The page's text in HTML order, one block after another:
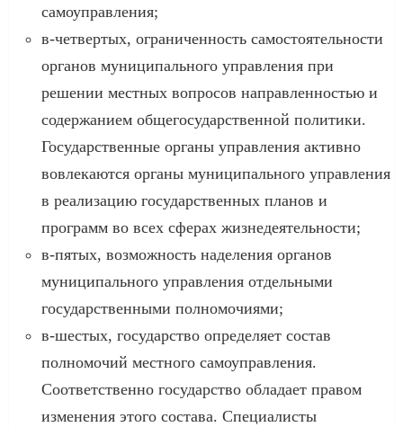
самоуправления;
в-четвертых, ограниченность самостоятельности
органов муниципального управления при
решении местных вопросов направленностью и
содержанием общегосударственной политики.
Государственные органы управления активно
вовлекаются органы муниципального управления
в реализацию государственных планов и
программ во всех сферах жизнедеятельности;
в-пятых, возможность наделения органов
муниципального управления отдельными
государственными полномочиями;
в-шестых, государство определяет состав
полномочий местного самоуправления.
Соответственно государство обладает правом
изменения этого состава. Специалисты